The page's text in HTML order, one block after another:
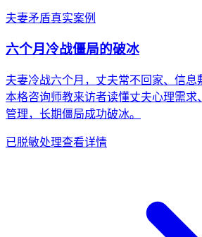
夫妻矛盾真实案例
六个月冷战僵局的破冰
夫妻冷战六个月，丈夫常不回家、信息
本格咨询师教来访者读懂丈夫心理需求
管理，长期僵局成功破冰。
已脱敏处理查看详情